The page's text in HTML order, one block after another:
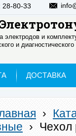
электродов и
и
28-80-33
ДОСТАВКА
›
› Чехол